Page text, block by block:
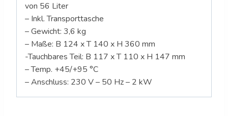
von 56 Liter
– Inkl. Transporttasche
– Gewicht: 3,6 kg
– Maße: B 124 x T 140 x H 360 mm
-Tauchbares Teil: B 117 x T 110 x H 147 mm
– Temp. +45/+95 °C
– Anschluss: 230 V – 50 Hz – 2 kW